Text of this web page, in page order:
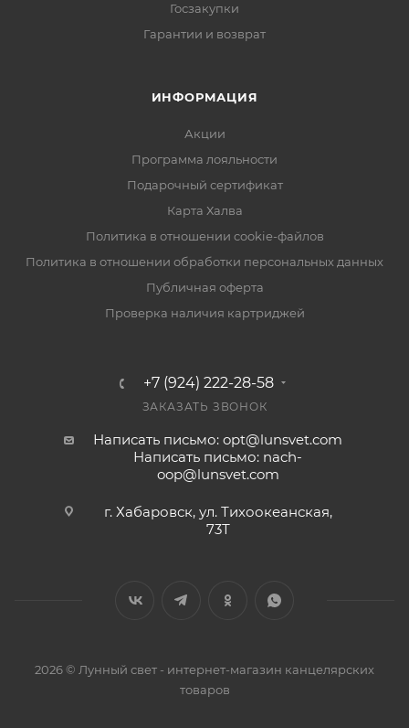
Госзакупки
Гарантии и возврат
ИНФОРМАЦИЯ
Акции
Программа лояльности
Подарочный сертификат
Карта Халва
Политика в отношении cookie-файлов
Политика в отношении обработки персональных данных
Публичная оферта
Проверка наличия картриджей
+7 (924) 222-28-58
ЗАКАЗАТЬ ЗВОНОК
Написать письмо: opt@lunsvet.com
Написать письмо: nach-
oop@lunsvet.com
г. Хабаровск, ул. Тихоокеанская,
73Т
2026 © Лунный свет - интернет-магазин канцелярских
товаров